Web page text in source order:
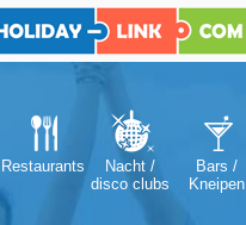
Restaurants
Nacht /
disco clubs
Bars /
Kneipen